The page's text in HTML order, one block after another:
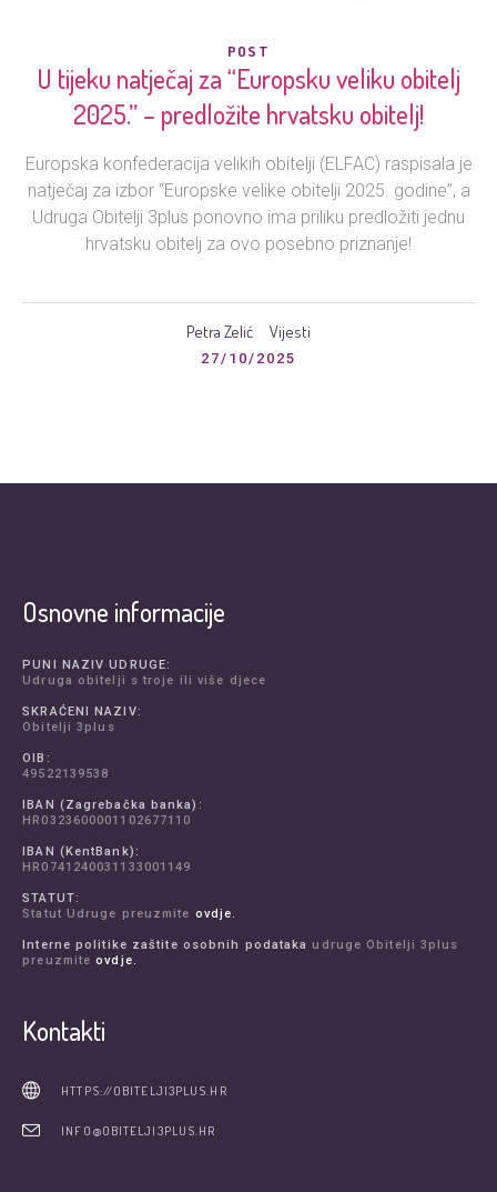
POST
U tijeku natječaj za “Europsku veliku obitelj
2025.” – predložite hrvatsku obitelj!
Europska konfederacija velikih obitelji (ELFAC) raspisala je
natječaj za izbor “Europske velike obitelji 2025. godine”, a
Udruga Obitelji 3plus ponovno ima priliku predložiti jednu
hrvatsku obitelj za ovo posebno priznanje!
Petra Zelić Vijesti
27/10/2025
Osnovne informacije
PUNI NAZIV UDRUGE:
Udruga obitelji s troje ili više djece
SKRAĆENI NAZIV:
Obitelji 3plus
OIB:
49522139538
IBAN (Zagrebačka banka):
HR0323600001102677110
IBAN (KentBank):
HR0741240031133001149
STATUT:
Statut Udruge preuzmite ovdje.
Interne politike zaštite osobnih podataka udruge Obitelji 3plus
preuzmiteovdje.
Kontakti
HTTPS://OBITELJI3PLUS.HR
INFO@OBITELJI3PLUS.HR